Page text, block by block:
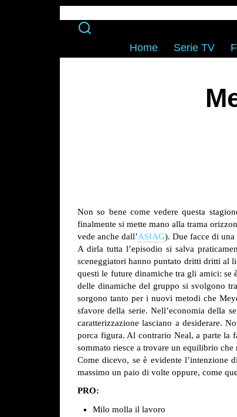
Home Serie TV
Non so bene come vedere questa
finalmente si mette mano alla trama
vede anche dall’ASIAG). Due facce di una
A dirla tutta l’episodio si salva
sceneggiatori hanno puntato dritti dritti al
questi le future dinamiche tra gli amici: se
delle dinamiche del gruppo si svolgono
sorgono tanto per i nuovi metodi che
sfavore della serie. Nell’economia della
caratterizzazione lasciano a desiderare.
porca figura. Al contrario Neal, a parte la
sommato riesce a trovare un equilibrio
Come dicevo, se è evidente l’intenzione
massimo un paio di volte oppure, come
PRO:
Milo molla il lavoro